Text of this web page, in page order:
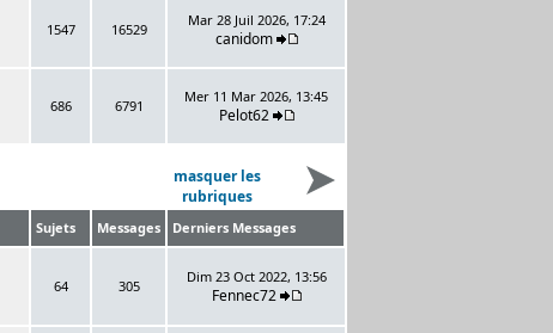
1547 16529
Mar 28 Juil 2026, 17:24
canidom
686 6791
Mer 11 Mar 2026, 13:45
Pelot62
masquer les
rubriques
Sujets Messages Derniers Messages
64 305
Dim 23 Oct 2022, 13:56
Fennec72